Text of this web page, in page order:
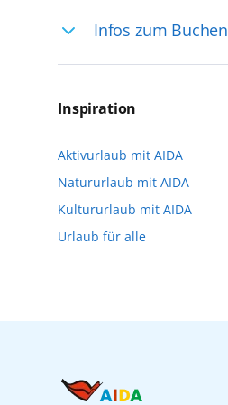
selten, sodass
das Reiseerlebnis
Infos zum
Verfügung
vorzunehmen.
Inspiration
Aktivurlaub mit AIDA
Natururlaub mit AIDA
Kultururlaub mit AIDA
Urlaub für alle